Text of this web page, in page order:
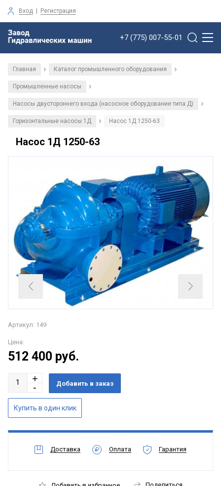
Вход | Регистрация
+7 (775) 007-55-01
Главная / Каталог промышленного оборудования /
Промышленные насосы /
Насосы двустороннего входа (насосное оборудование типа Д) /
Горизонтальные насосы 1Д / Насос 1Д 1250-63
Насос 1Д 1250-63
Артикул: 149
Цена:
512 400 руб.
Доставка Оплата Гарантия